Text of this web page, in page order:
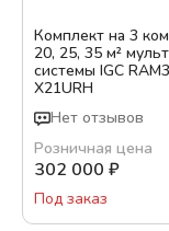
Комплект на 3
20, 25, 35 м²
системы IGC
X21URH
Нет отзывов
Розничная цена
302 000 ₽
Под заказ